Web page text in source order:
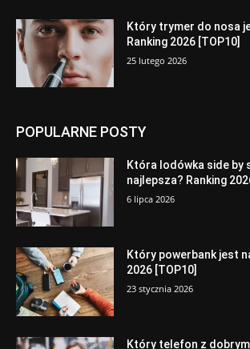
Który trymer do nosa
Ranking 2026 [TOP10]
25 lutego 2026
POPULARNE POSTY
Która lodówka side by
najlepsza? Ranking
6 lipca 2026
Który powerbank jest
2026 [TOP10]
23 stycznia 2026
Który telefon z